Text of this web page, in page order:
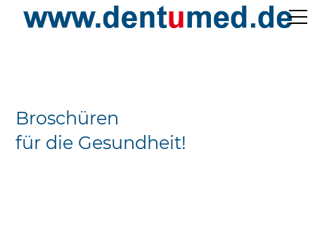
Ärzteverzeichnisse
Broschüren
für die Gesundheit!